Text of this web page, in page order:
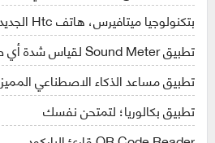
بتكنولوجيا ميتافيرس، هاتف Htc الجديد:
تطبيق Sound Meter لقياس شدة أي صوت تسمعه
تطبيق مساعد الذكاء الاصطناعي المميز
تطبيق بكالوريا؛ لتمتحن نفسك